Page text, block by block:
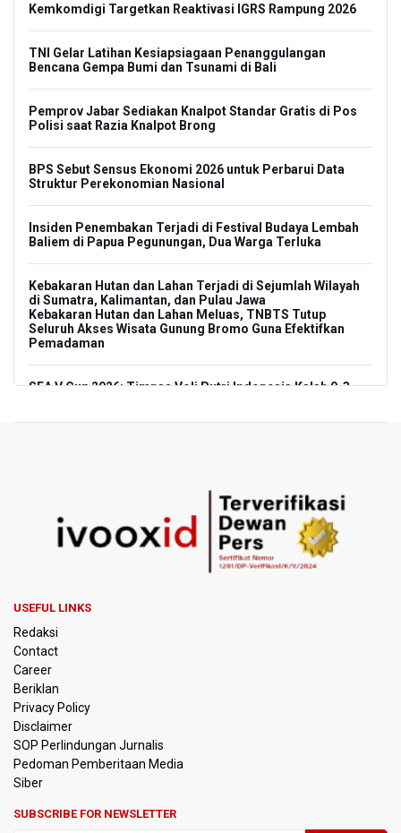
Kemkomdigi Targetkan Reaktivasi IGRS Rampung 2026
TNI Gelar Latihan Kesiapsiagaan Penanggulangan
Bencana Gempa Bumi dan Tsunami di Bali
Pemprov Jabar Sediakan Knalpot Standar Gratis di Pos
Polisi saat Razia Knalpot Brong
BPS Sebut Sensus Ekonomi 2026 untuk Perbarui Data
Struktur Perekonomian Nasional
Insiden Penembakan Terjadi di Festival Budaya Lembah
Baliem di Papua Pegunungan, Dua Warga Terluka
Kebakaran Hutan dan Lahan Terjadi di Sejumlah Wilayah
di Sumatra, Kalimantan, dan Pulau Jawa
Kebakaran Hutan dan Lahan Meluas, TNBTS Tutup
Seluruh Akses Wisata Gunung Bromo Guna Efektifkan
Pemadaman
SEA V Cup 2026: Timnas Voli Putri Indonesia Kalah 0-3
Pakar: Pengungkapan TPPU Eks Jampidsus Febrie
Adriansyah Harus Buktikan Pidana Asal
Tim 9 Kejagung Periksa Febrie Adransayah sebagai
Tersangka dan Saksi Terkait Kasus TPPU
Nasional
Kemarau Panjang, BNPB Minta Kalbar Tinjau Perda Bakar
Lahan
Sekolah Rakyat Tahun 2027
Daerah Aman dari Kebakaran Bapenda
USEFUL LINKS
Redaksi
Contact
Career
Beriklan
Privacy Policy
Disclaimer
SOP Perlindungan Jurnalis
Pedoman Pemberitaan Media
Siber
SUBSCRIBE FOR NEWSLETTER